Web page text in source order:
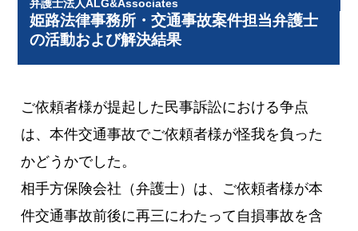
弁護士法人ALG&Associates
姫路法律事務所・交通事故案件担当弁護士
の活動および解決結果
ご依頼者様が提起した民事訴訟における争点
は、本件交通事故でご依頼者様が怪我を負った
かどうかでした。
相手方保険会社（弁護士）は、ご依頼者様が本
件交通事故前後に再三にわたって自損事故を含